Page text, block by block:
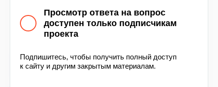
Здравствуйте.
Для сотрудников:
денежным довольствием сотрудников ФПС ГПС,
утвержденном приказом МЧС России от 27 июня
Просмотр ответа на вопрос
доступен только подписчикам
проекта
Подпишитесь, чтобы получить полный доступ
к сайту и другим закрытым материалам.